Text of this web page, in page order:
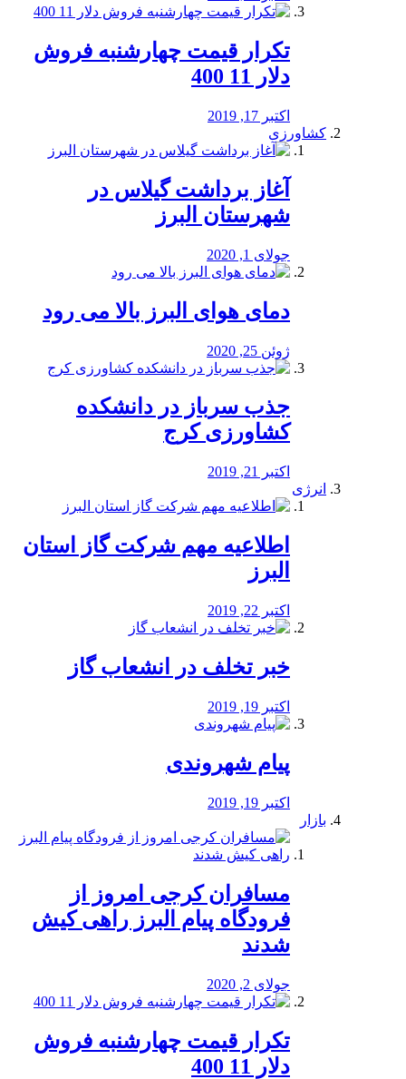
تکرار قیمت چهارشنبه فروش
دلار 11 400
اکتبر 17, 2019
کشاورزی
آغاز برداشت گیلاس در
شهرستان البرز
جولای 1, 2020
دمای هوای البرز بالا می رود
ژوئن 25, 2020
جذب سرباز در دانشکده
کشاورزی کرج
اکتبر 21, 2019
انرژی
️اطلاعیه مهم شرکت گاز استان
البرز
اکتبر 22, 2019
خبر تخلف در انشعاب گاز
اکتبر 19, 2019
پیام شهروندی
اکتبر 19, 2019
بازار
مسافران کرجی امروز از
فرودگاه پیام البرز راهی کیش
شدند
جولای 2, 2020
تکرار قیمت چهارشنبه فروش
دلار 11 400